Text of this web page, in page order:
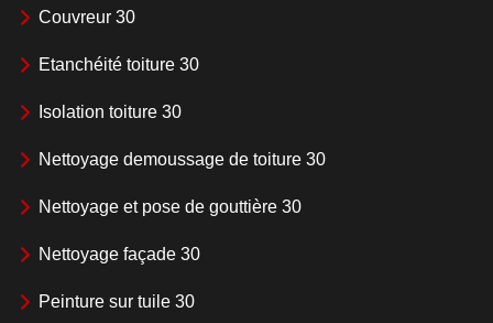
Couvreur 30
Etanchéité toiture 30
Isolation toiture 30
Nettoyage demoussage de toiture 30
Nettoyage et pose de gouttière 30
Nettoyage façade 30
Peinture sur tuile 30